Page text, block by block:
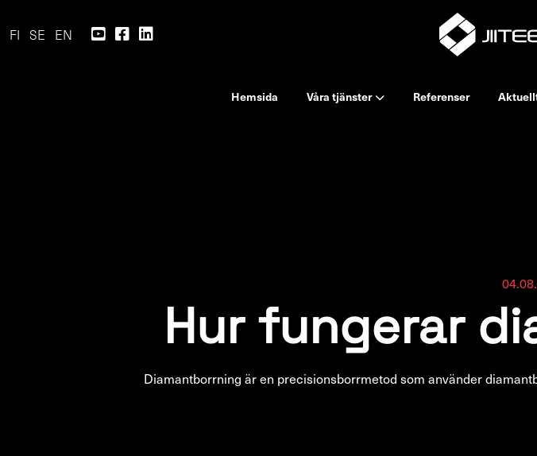
FI SE EN
Hemsida Våra tjänster Referenser
Hur fungerar
Diamantborrning är en precisionsborrmetod som använder